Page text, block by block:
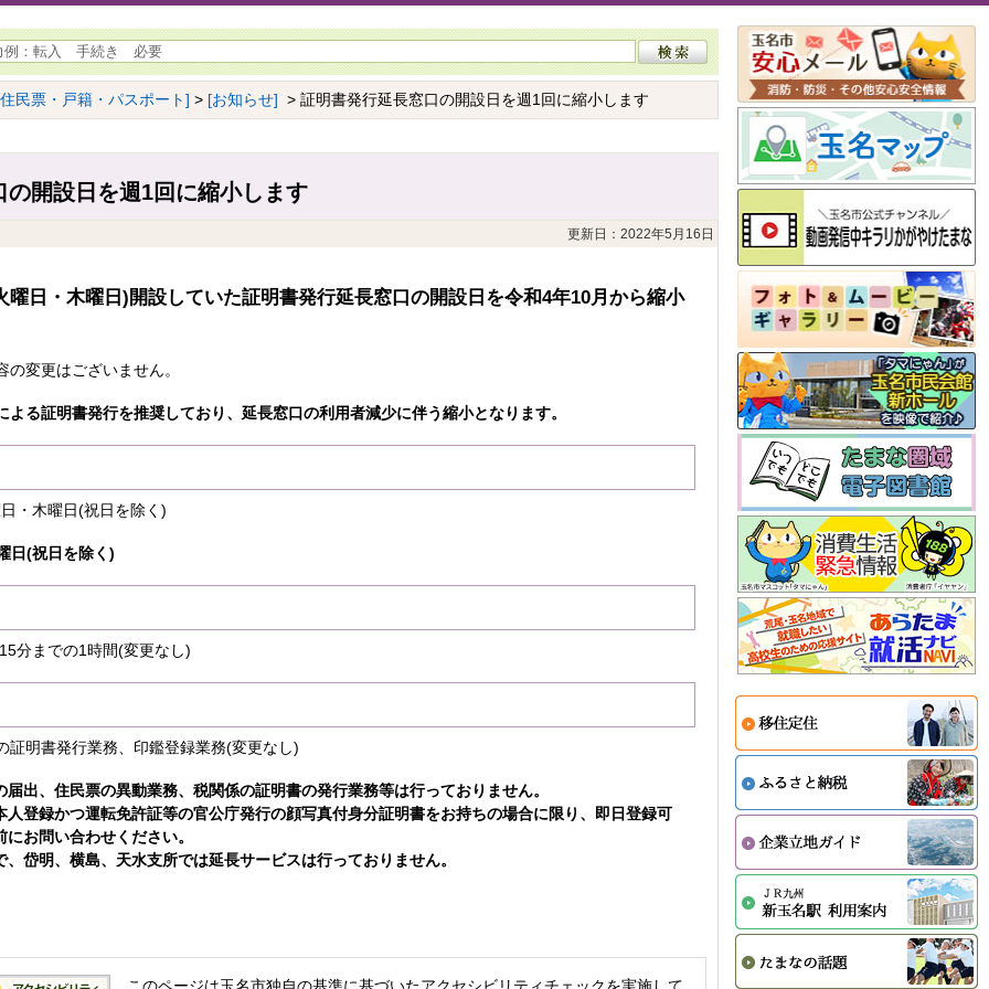
民票・戸籍・パスポート] > [お知らせ] > 証明書発行延長窓口の開設日を週1回に縮小します
の開設日を週1回に縮小します
更新日：2022年5月16日
曜日・木曜日)開設していた証明書発行延長窓口の開設日を令和4年10月から縮小
変更はございません。
よる証明書発行を推奨しており、延長窓口の利用者減少に伴う縮小となります。
・木曜日(祝日を除く )
日(祝日を除く)
分までの1時間(変更なし)
証明書発行業務、印鑑登録業務(変更なし)
出、住民票の異動業務、税関係の証明書の発行業務等は行っておりません。
人登録かつ運転免許証等の官公庁発行の顔写真付身分証明書をお持ちの場合に限り、即日登録可
お問い合わせください。
岱明、横島、天水支所では延長サービスは行っておりません。